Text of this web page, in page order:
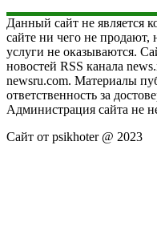
Данный сайт не является
сайте ни чего не
услуги не оказываются.
новостей RSS канала
newsru.com. Материалы
ответственность за
Администрация сайта не
Сайт от psikhoter @ 2023